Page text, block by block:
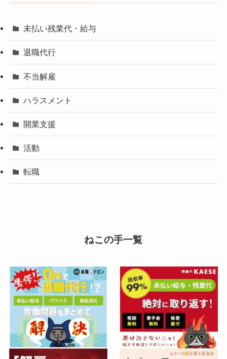
未払い残業代・給与
退職代行
不当解雇
ハラスメント
開業支援
活動
転職
ねこの手一覧